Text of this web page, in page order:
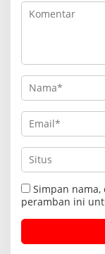
Simpan nama,
peramban ini